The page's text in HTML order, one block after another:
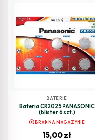
BATERIE
Bateria CR2025 PANASONIC
(blister 6 szt.)
cancelBRAK NA MAGAZYNIE
15,00 zł